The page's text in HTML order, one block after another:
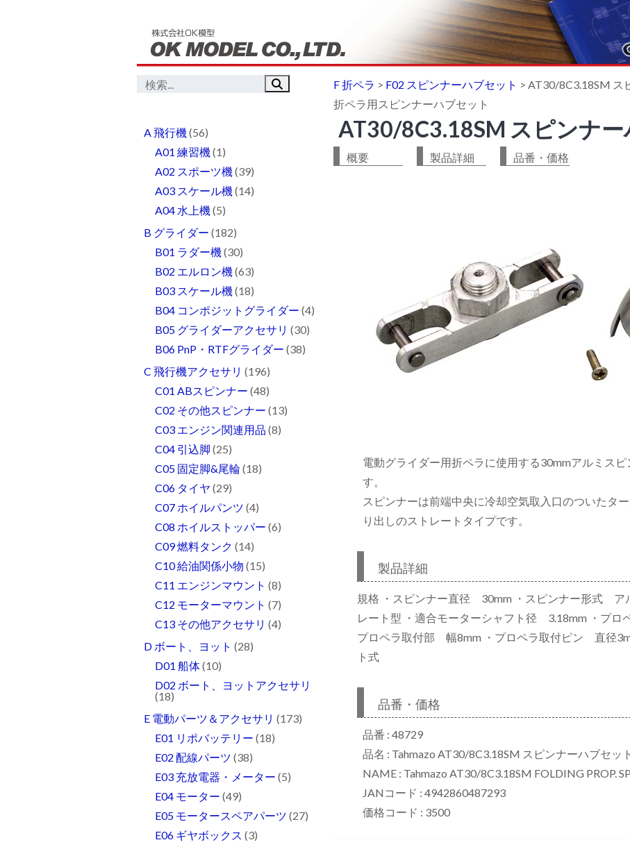
F 折ペラ > F02 スピンナーハブセット >AT30/8C3.18SM ス
折ペラ用スピンナーハブセット
AT30/8C3.18SM スピンナー
概要 製品詳細 品番・価格
電動グライダー用折ペラに使用する30mmアルミス
す。
スピンナーは前端中央に冷却空気取入口のついたタ
り出しのストレートタイプです。
製品詳細
規格 ・スピンナー直径 30mm ・スピンナー形式 ア
レート型 ・適合モーターシャフト径 3.18mm ・プロ
プロペラ取付部 幅8mm ・プロペラ取付ピン 直径
ト式
品番・価格
品番 : 48729
品名 : Tahmazo AT30/8C3.18SM スピンナーハブセット
NAME : Tahmazo AT30/8C3.18SM FOLDING PROP.
JANコード : 4942860487293
価格コード : 3500
A 飛行機(56)
A01 練習機(1)
A02 スポーツ機(39)
A03 スケール機(14)
A04 水上機(5)
B グライダー (182)
B01 ラダー機(30)
B02 エルロン機(63)
B03 スケール機(18)
B04 コンポジットグライダー (4)
B05 グライダーアクセサリ (30)
B06 PnP・RTFグライダー (38)
C 飛行機アクセサリ (196)
C01 ABスピンナー (48)
C02 その他スピンナー (13)
C03 エンジン関連用品 (8)
C04 引込脚 (25)
C05 固定脚&尾輪(18)
C06 タイヤ (29)
C07 ホイルパンツ (4)
C08 ホイルストッパー (6)
C09 燃料タンク (14)
C10 給油関係小物 (15)
C11 エンジンマウント (8)
C12 モーターマウント (7)
C13 その他アクセサリ (4)
D ボート、ヨット (28)
D01 船体(10)
D02 ボート、ヨットアクセサリ
(18)
E 電動パーツ＆アクセサリ (173)
E01 リポバッテリー (18)
E02 配線パーツ (38)
E03 充放電器・メーター (5)
E04 モーター (49)
E05 モータースペアパーツ (27)
E06 ギヤボックス (3)